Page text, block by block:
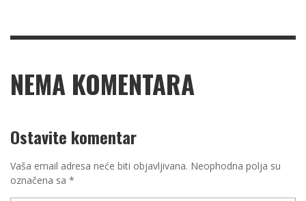
NEMA KOMENTARA
Ostavite komentar
Vaša email adresa neće biti objavljivana. Neophodna polja su
označena sa *